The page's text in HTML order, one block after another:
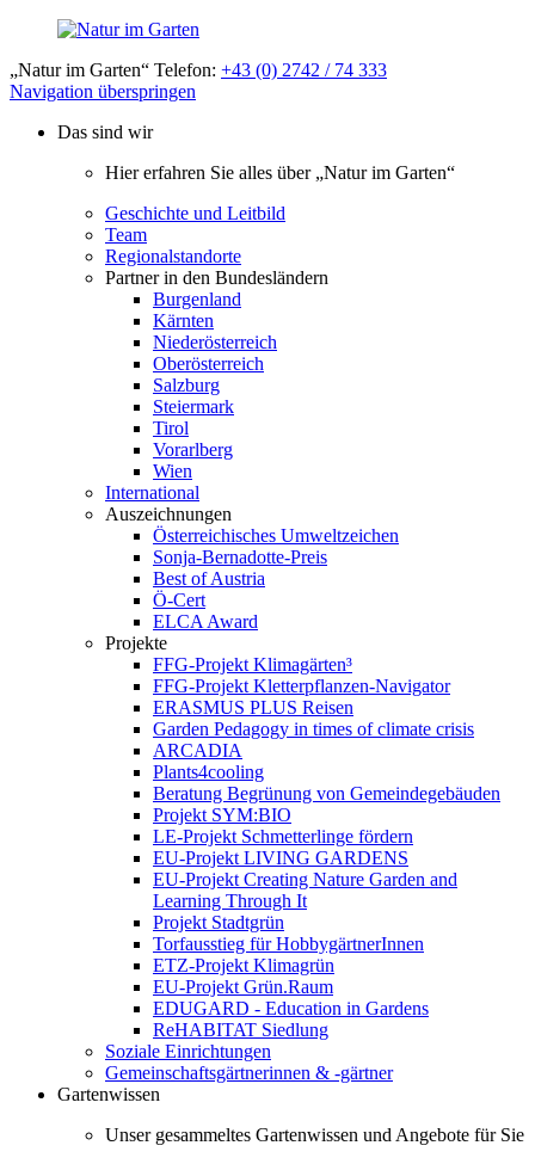
„Natur im Garten“ Telefon: +43 (0) 2742 / 74 333
Navigation überspringen
Das sind wir
Hier erfahren Sie alles über „Natur im Garten“
Geschichte und Leitbild
Team
Regionalstandorte
Partner in den Bundesländern
Burgenland
Kärnten
Niederösterreich
Oberösterreich
Salzburg
Steiermark
Tirol
Vorarlberg
Wien
International
Auszeichnungen
Österreichisches Umweltzeichen
Sonja-Bernadotte-Preis
Best of Austria
Ö-Cert
ELCA Award
Projekte
FFG-Projekt Klimagärten³
FFG-Projekt Kletterpflanzen-Navigator
ERASMUS PLUS Reisen
Garden Pedagogy in times of climate crisis
ARCADIA
Plants4cooling
Beratung Begrünung von Gemeindegebäuden
Projekt SYM:BIO
LE-Projekt Schmetterlinge fördern
EU-Projekt LIVING GARDENS
EU-Projekt Creating Nature Garden and
Learning Through It
Projekt Stadtgrün
Torfausstieg für HobbygärtnerInnen
ETZ-Projekt Klimagrün
EU-Projekt Grün.Raum
EDUGARD - Education in Gardens
ReHABITAT Siedlung
Soziale Einrichtungen
Gemeinschaftsgärtnerinnen & -gärtner
Gartenwissen
Unser gesammeltes Gartenwissen und Angebote für Sie